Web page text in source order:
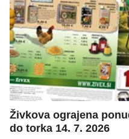
Živkova ograjena
do torka 14. 7. 2026